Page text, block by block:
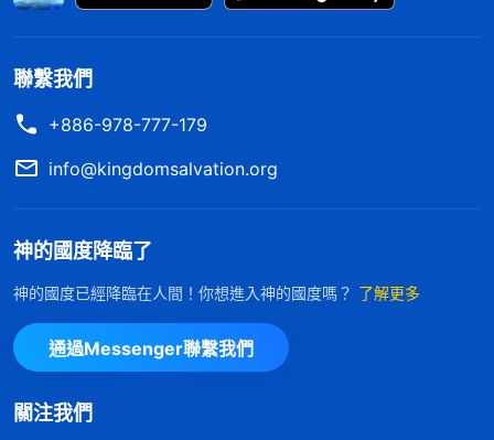
慮，根本不尋求神的心意，信神這麽多年對神没有一
點敬畏與真實的順服。現在我才認識到自己以前在教
會裏四處奔跑、花費，再苦再累都毫無怨言，那都是
自己臉上有光，才有一些外表的順服，但這樣的「順
本不是真實體貼神的心意，也不是順服神的主宰安
排。想想神高抬我盡本分，是希望我在盡本分的過程
中追求真理，性情有變化，無論神怎麽擺布，都能够
始終如一地順服，藉着盡好本分來滿足神的心意，可
聯繫我們
+886-978-777-179
info@kingdomsalvation.org
神的國度降臨了
神的國度已經降臨在人間！你想進入神的國度嗎？ 了解更多
通過Messenger聯繫我們
關注我們